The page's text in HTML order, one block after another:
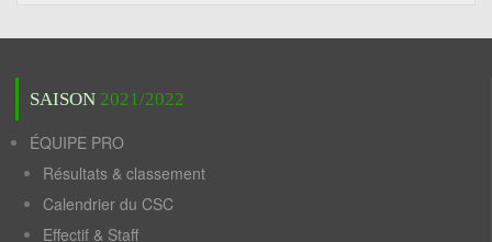
SAISON 2021/2022
ÉQUIPE PRO
Résultats & classement
Calendrier du CSC
Effectif & Staff